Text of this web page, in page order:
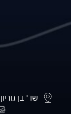
שד' בן גוריון 6, חיפה 35414